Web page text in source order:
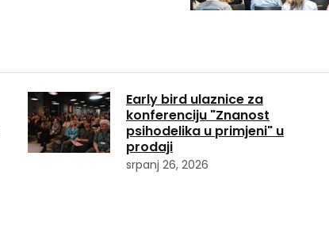
Early bird ulaznice za
konferenciju "Znanost
psihodelika u primjeni" u
prodaji
srpanj 26, 2026